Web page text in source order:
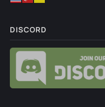
Ghosteron:упомянутые
каждой версией игры.
Гость Николай:Вопрос
1.064.0, 1.065.0 сразу?
DISCORD